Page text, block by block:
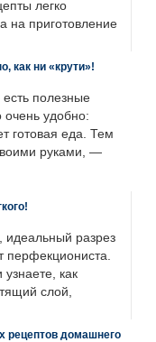
легко
на приготовление
как ни «крути»!
полезные
удобно:
готовая еда. Тем
руками, —
идеальный разрез
перфекциониста.
как
слой,
домашнего